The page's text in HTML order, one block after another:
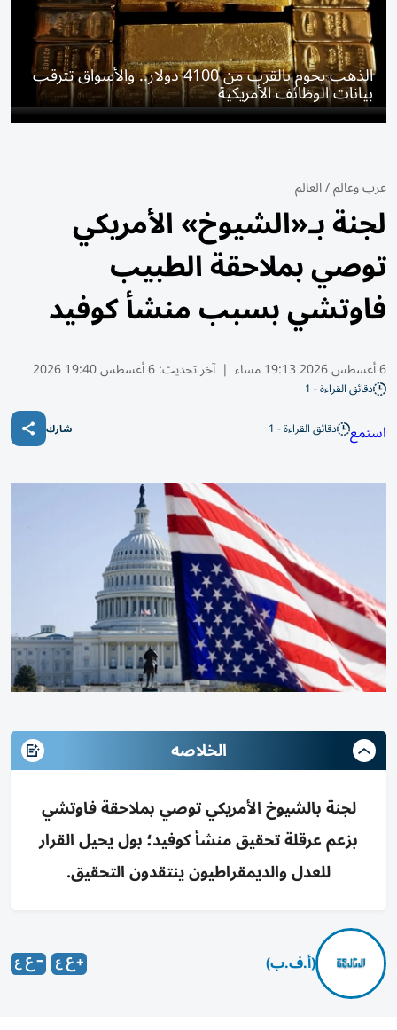
الذهب يحوم بالقرب من 4100 دولار.. والأسواق تترقب
بيانات الوظائف الأمريكية
عرب وعالم/العالم
لجنة بـ«الشيوخ» الأمريكي
توصي بملاحقة الطبيب
فاوتشي بسبب منشأ كوفيد
6 أغسطس 2026 19:13 مساء | آخر تحديث:6 أغسطس 19:40 2026
دقائق القراءة - 1
استمع دقائق القراءة - 1 شارك
الخلاصه
لجنة بالشيوخ الأمريكي توصي بملاحقة فاوتشي
بزعم عرقلة تحقيق منشأ كوفيد؛ بول يحيل القرار
للعدل والديمقراطيون ينتقدون التحقيق.
(أ.ف.ب)